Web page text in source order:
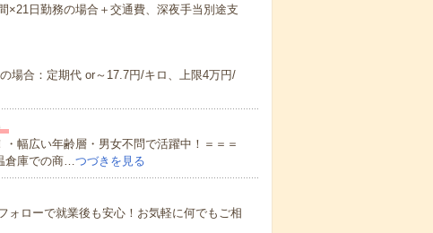
×21日勤務の場合＋交通費、深夜手当別途支
場合：定期代 or～17.7円/キロ、上限4万円/
幅広い年齢層・男女不問で活躍中！＝＝＝
倉庫での商…つづきを見る
ォローで就業後も安心！お気軽に何でもご相